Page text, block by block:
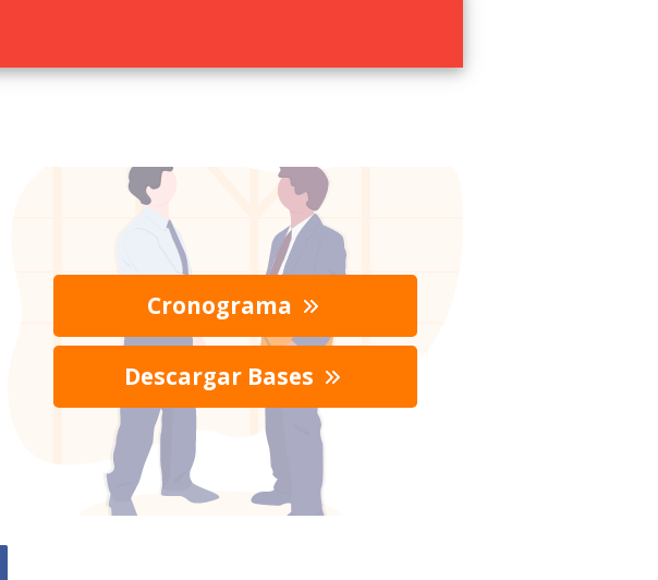
Cronograma
Descargar Bases